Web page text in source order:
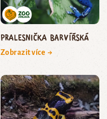
pralesnička barvířská
Zobrazit více →